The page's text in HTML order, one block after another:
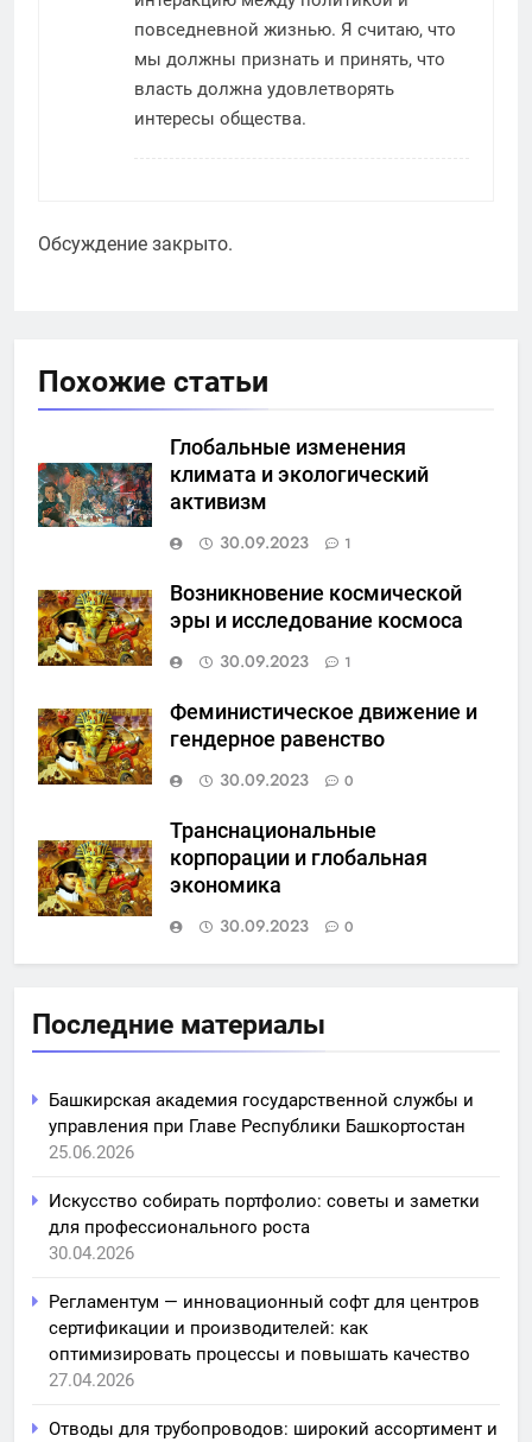
повседневной жизнью. Я считаю, что
мы должны признать и принять, что
власть должна удовлетворять
интересы общества.
Обсуждение закрыто.
Похожие статьи
Глобальные изменения
климата и экологический
активизм
30.09.2023
1
Возникновение космической
эры и исследование космоса
30.09.2023
1
Феминистическое движение и
гендерное равенство
30.09.2023
0
Транснациональные
корпорации и глобальная
экономика
30.09.2023
0
Последние материалы
Башкирская академия государственной службы и
управления при Главе Республики Башкортостан
25.06.2026
Искусство собирать портфолио: советы и заметки
для профессионального роста
30.04.2026
Регламентум — инновационный софт для центров
сертификации и производителей: как
оптимизировать процессы и повышать качество
27.04.2026
Отводы для трубопроводов: широкий ассортимент и